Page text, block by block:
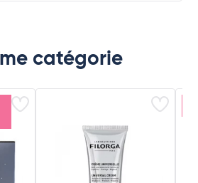
catégorie